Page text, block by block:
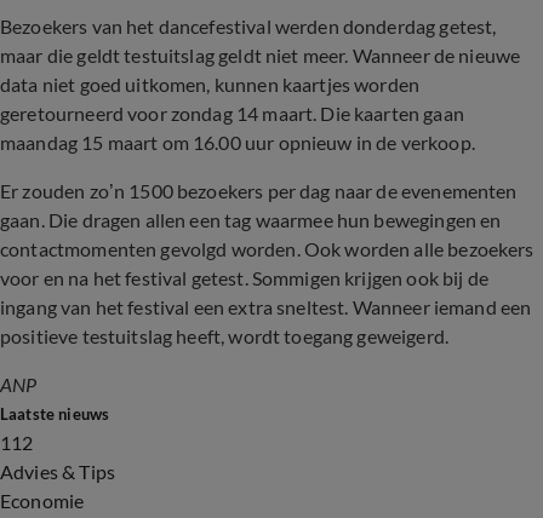
Bezoekers van het dancefestival werden donderdag getest,
maar die geldt testuitslag geldt niet meer. Wanneer de nieuwe
data niet goed uitkomen, kunnen kaartjes worden
geretourneerd voor zondag 14 maart. Die kaarten gaan
maandag 15 maart om 16.00 uur opnieuw in de verkoop.
Er zouden zo’n 1500 bezoekers per dag naar de evenementen
gaan. Die dragen allen een tag waarmee hun bewegingen en
contactmomenten gevolgd worden. Ook worden alle bezoekers
voor en na het festival getest. Sommigen krijgen ook bij de
ingang van het festival een extra sneltest. Wanneer iemand een
positieve testuitslag heeft, wordt toegang geweigerd.
ANP
Laatste nieuws
112
Advies & Tips
Economie